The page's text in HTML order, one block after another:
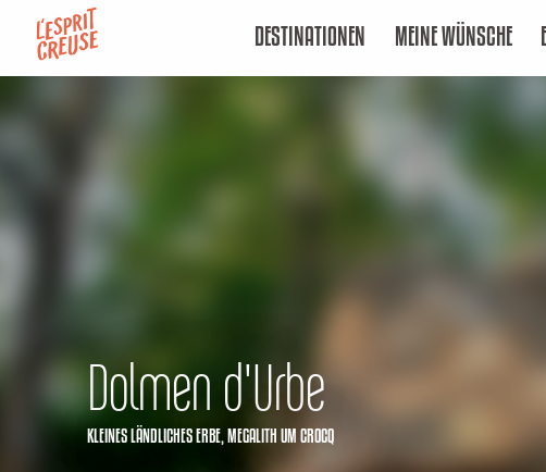
contenu
DESTINATIONEN MEINE WÜNSCHE
Dolmen d'Urbe
KLEINES LÄNDLICHES ERBE, MEGALITH UM CROCQ